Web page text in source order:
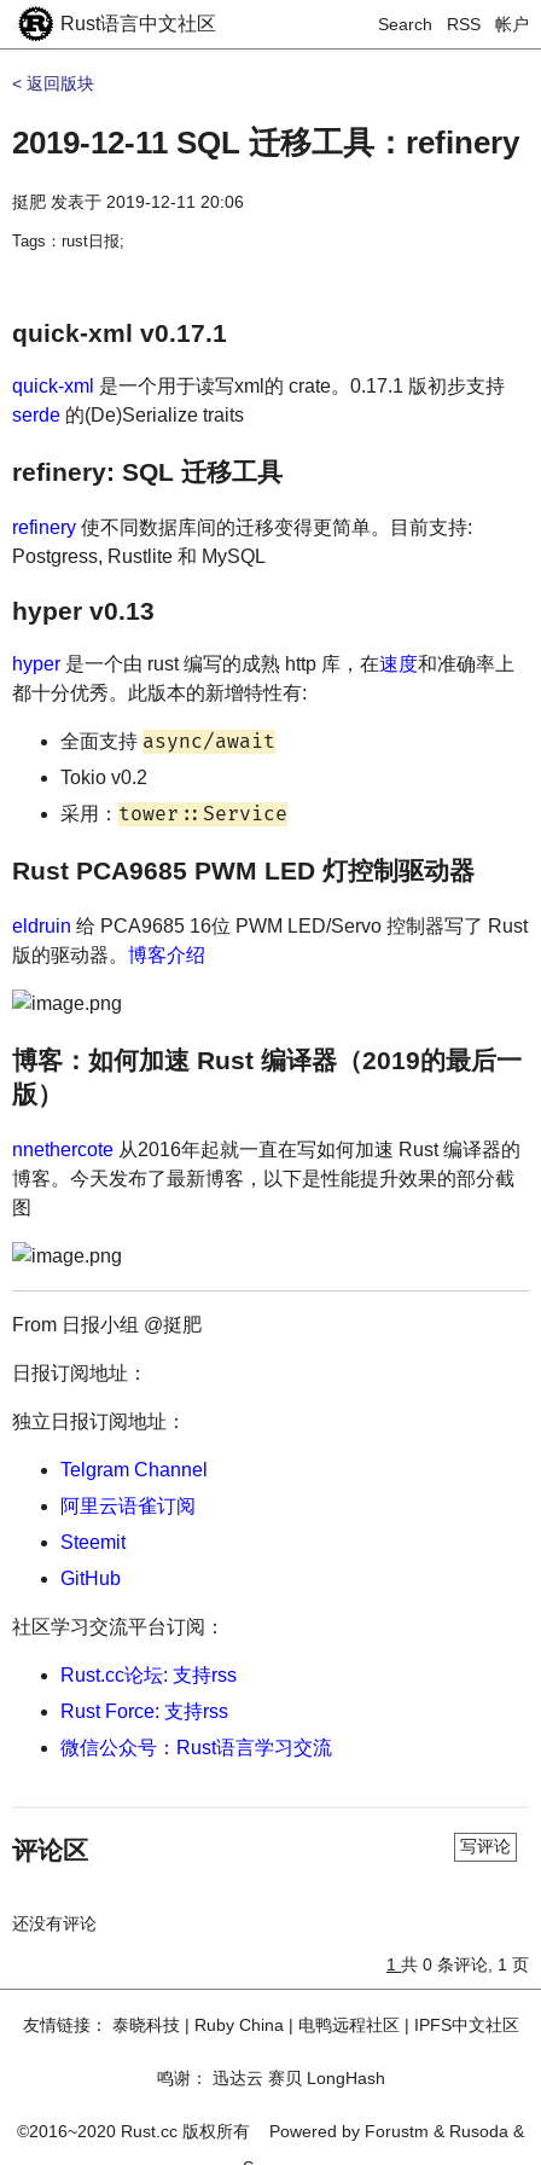
Rust语言中文社区 Search RSS 帐户
< 返回版块
2019-12-11 SQL 迁移工具：refinery
挺肥 发表于 2019-12-11 20:06
Tags：rust日报;
quick-xml v0.17.1
quick-xml 是一个用于读写xml的 crate。0.17.1 版初步支持
serde 的(De)Serialize traits
refinery: SQL 迁移工具
refinery 使不同数据库间的迁移变得更简单。目前支持:
Postgress, Rustlite 和 MySQL
hyper v0.13
hyper 是一个由 rust 编写的成熟 http 库，在速度和准确率上
都十分优秀。此版本的新增特性有:
全面支持 async/await
Tokio v0.2
采用： tower::Service
Rust PCA9685 PWM LED 灯控制驱动器
eldruin 给 PCA9685 16位 PWM LED/Servo 控制器写了 Rust
版的驱动器。 博客介绍
博客：如何加速 Rust 编译器（2019的最后一
版）
nnethercote 从2016年起就一直在写如何加速 Rust 编译器的
博客。今天发布了最新博客，以下是性能提升效果的部分截
图
From 日报小组 @挺肥
日报订阅地址：
独立日报订阅地址：
Telgram Channel
阿里云语雀订阅
Steemit
GitHub
社区学习交流平台订阅：
Rust.cc论坛: 支持rss
Rust Force: 支持rss
微信公众号：Rust语言学习交流
评论区 写评论
还没有评论
1 共 0 条评论, 1 页
友情链接： 泰晓科技| Ruby China | 电鸭远程社区| IPFS中文社区
鸣谢： 迅达云 赛贝 LongHash
©2016~2020 Rust.cc 版权所有 Powered by Forustm & Rusoda &